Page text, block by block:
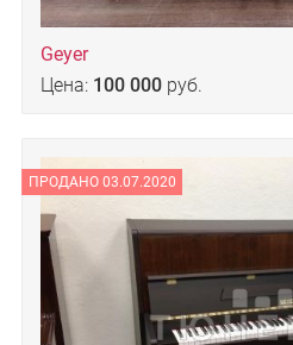
Geyer
Цена: 100 000 руб.
ПРОДАНО 03.07.2020